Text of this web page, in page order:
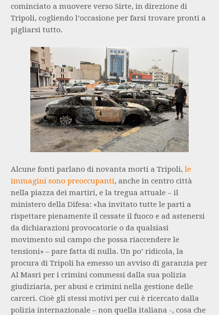
cominciato a muovere verso Sirte, in direzione di
Tripoli, cogliendo l’occasione per farsi trovare pronti a
pigliarsi tutto.
Alcune fonti parlano di novanta morti a Tripoli,le
immagini sono preoccupanti, anche in centro città
nella piazza dei martiri, e la tregua attuale – il
ministero della Difesa: «ha invitato tutte le parti a
rispettare pienamente il cessate il fuoco e ad astenersi
da dichiarazioni provocatorie o da qualsiasi
movimento sul campo che possa riaccendere le
tensioni» – pare fatta di nulla. Un po’ ridicola, la
procura di Tripoli ha emesso un avviso di garanzia per
Al Masri per i crimini commessi dalla sua polizia
giudiziaria, per abusi e crimini nella gestione delle
carceri. Cioè gli stessi motivi per cui è ricercato dalla
polizia internazionale – non quella italiana -, cosa che